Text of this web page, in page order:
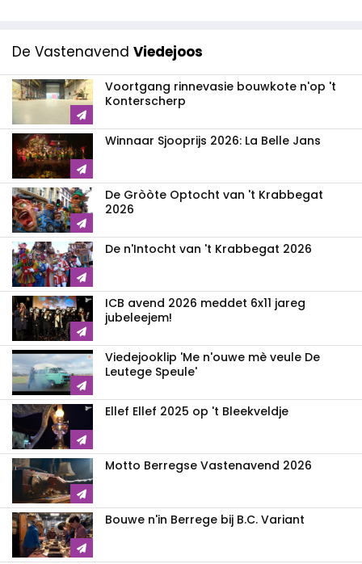
De Vastenavend Viedejoos
Voortgang rinnevasie bouwkote n'op 't
Konterscherp
Winnaar Sjooprijs 2026: La Belle Jans
De Gròòte Optocht van 't Krabbegat
2026
De n'Intocht van 't Krabbegat 2026
ICB avend 2026 meddet 6x11 jareg
jubeleejem!
Viedejooklip 'Me n'ouwe mè veule De
Leutege Speule'
Ellef Ellef 2025 op 't Bleekveldje
Motto Berregse Vastenavend 2026
Bouwe n'in Berrege bij B.C. Variant